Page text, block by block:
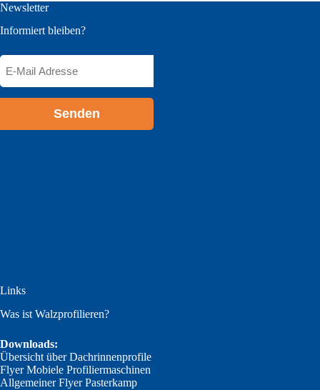
Newsletter
Informiert bleiben?
E-
Mail
Adresse
Links
Was ist Walzprofilieren?
Downloads:
Übersicht über Dachrinnenprofile
Flyer Mobiele Profiliermaschinen
Allgemeiner Flyer Pasterkamp